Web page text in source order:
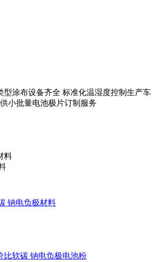
型涂布设备齐全 标准化温湿度控制生产车
小批量电池极片订制服务
料
钠电负极材料
比软碳 钠电负极电池粉